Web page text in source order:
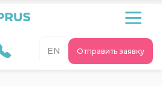
Отправить заявку
EN